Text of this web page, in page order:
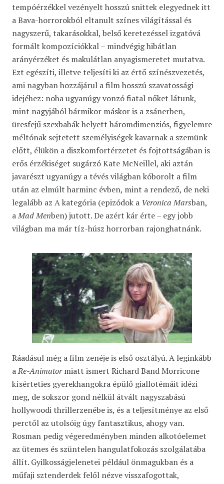
tempóérzékkel vezényelt hosszú snittek elegyednek itt
a Bava-horrorokból eltanult színes világítással és
nagyszerű, takarásokkal, belső keretezéssel izgatóvá
formált kompozíciókkal – mindvégig hibátlan
arányérzéket és makulátlan anyagismeretet mutatva.
Ezt egészíti, illetve teljesíti ki az értő színészvezetés,
ami nagyban hozzájárul a film hosszú szavatossági
idejéhez: noha ugyanúgy vonzó fiatal nőket látunk,
mint nagyjából bármikor máskor is a zsánerben,
üresfejű szexbabák helyett háromdimenziós, figyelemre
méltónak sejtetett személyiségek kavarnak a szemünk
előtt, élükön a diszkomfortérzetet és fojtottságában is
erős érzékiséget sugárzó Kate McNeillel, aki aztán
javarészt ugyanúgy a tévés világban kóborolt a film
után az elmúlt harminc évben, mint a rendező, de neki
legalább az A kategória (epizódok a Veronica Marsban,
aMad Menben) jutott. De azért kár érte – egy jobb
világban ma már tíz-húsz horrorban rajonghatnánk.
Ráadásul még a film zenéje is első osztályú. A leginkább
aRe-Animatormiatt ismert Richard Band Morricone
kísérteties gyerekhangokra épülő giallotémáit idézi
meg, de sokszor gond nélkül átvált nagyszabású
hollywoodi thrillerzenébe is, és a teljesítménye az első
perctől az utolsóig úgy fantasztikus, ahogy van.
Rosman pedig végeredményben minden alkotóelemet
az ütemes és szüntelen hangulatfokozás szolgálatába
állít. Gyilkosságjelenetei például önmagukban és a
műfaji sztenderdek felől nézve visszafogottak,